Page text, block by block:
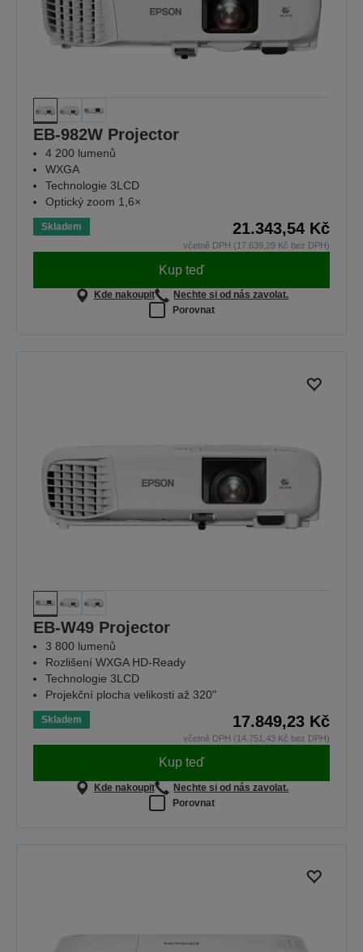
EB-982W Projector
4 200 lumenů
WXGA
Technologie 3LCD
Optický zoom 1,6×
Skladem 21.343,54 Kč
včetně DPH (17.639,29 Kč bez DPH)
Kup teď
Kde nakoupit
Nechte si od nás zavolat.
Porovnat
EB-W49 Projector
3 800 lumenů
Rozlišení WXGA HD-Ready
Technologie 3LCD
Projekční plocha velikosti až 320"
Skladem 17.849,23 Kč
včetně DPH (14.751,43 Kč bez DPH)
Kup teď
Kde nakoupit
Nechte si od nás zavolat.
Porovnat